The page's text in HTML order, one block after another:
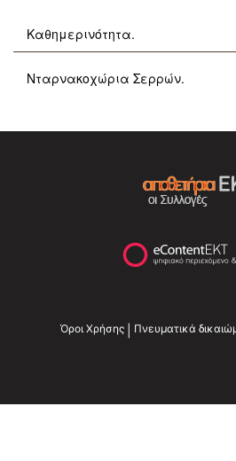
Καθημερινότητα.
Νταρνακοχώρια Σερρών.